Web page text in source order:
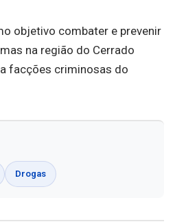
objetivo combater e prevenir
na região do Cerrado
facções criminosas do
Drogas